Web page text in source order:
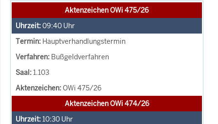
Aktenzeichen OWi 475/26
09:40 Uhr
Hauptverhandlungstermin
Bußgeldverfahren
1.103
OWi 475/26
Aktenzeichen OWi 474/26
10:30 Uhr